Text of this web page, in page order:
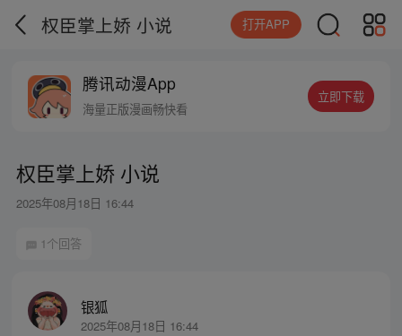
权臣掌上娇 小说 打开APP
腾讯动漫App
海量正版漫画畅快看
立即下载
权臣掌上娇 小说
2025年08月18日 16:44
1个回答
银狐
2025年08月18日 16:44